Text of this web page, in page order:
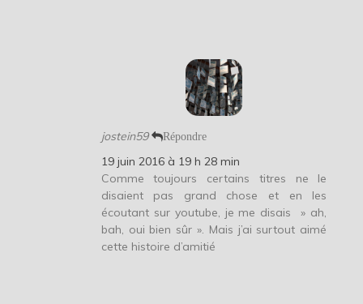
jostein59 Répondre
19 juin 2016 à 19 h 28 min
Comme toujours certains titres ne le
disaient pas grand chose et en les
écoutant sur youtube, je me disais » ah,
bah, oui bien sûr ». Mais j’ai surtout aimé
cette histoire d’amitié